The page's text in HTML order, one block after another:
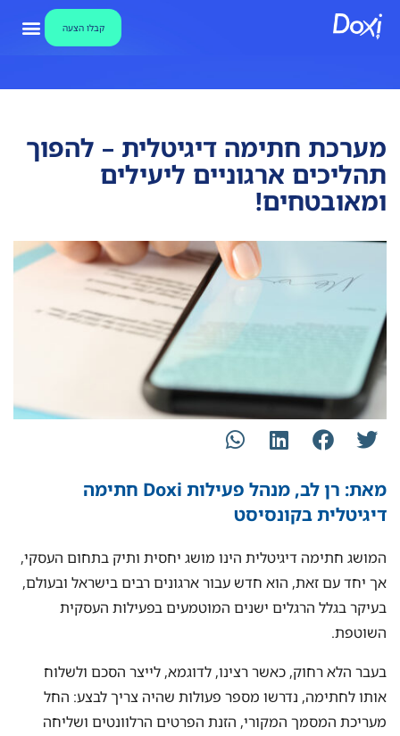
קבלו הצעה
מערכת חתימה דיגיטלית – להפוך
תהליכים ארגוניים ליעילים
ומאובטחים!
מאת: רן לב, מנהל פעילות Doxi חתימה
דיגיטלית בקונסיסט
המושג חתימה דיגיטלית הינו מושג יחסית ותיק בתחום העסקי,
אך יחד עם זאת, הוא חדש עבור ארגונים רבים בישראל ובעולם,
בעיקר בגלל הרגלים ישנים המוטמעים בפעילות העסקית
השוטפת.
בעבר הלא רחוק, כאשר רצינו, לדוגמא, לייצר הסכם ולשלוח
אותו לחתימה, נדרשו מספר פעולות שהיה צריך לבצע: החל
מעריכת המסמך המקורי, הזנת הפרטים הרלוונטים ושליחה